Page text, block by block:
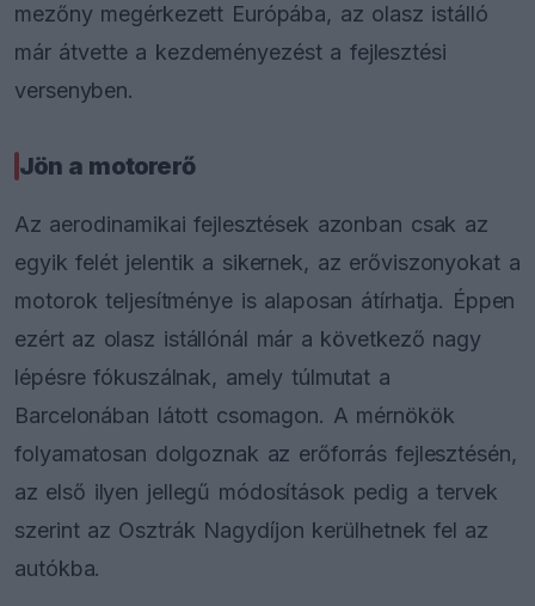
mezőny megérkezett Európába, az olasz istálló
már átvette a kezdeményezést a fejlesztési
versenyben.
Jön a motorerő
Az aerodinamikai fejlesztések azonban csak az
egyik felét jelentik a sikernek, az erőviszonyokat a
motorok teljesítménye is alaposan átírhatja. Éppen
ezért az olasz istállónál már a következő nagy
lépésre fókuszálnak, amely túlmutat a
Barcelonában látott csomagon. A mérnökök
folyamatosan dolgoznak az erőforrás fejlesztésén,
az első ilyen jellegű módosítások pedig a tervek
szerint az Osztrák Nagydíjon kerülhetnek fel az
autókba.